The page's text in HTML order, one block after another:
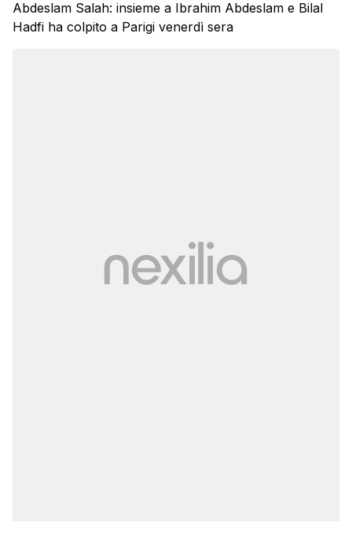
Abdeslam Salah: insieme a Ibrahim Abdeslam e Bilal
Hadfi ha colpito a Parigi venerdì sera